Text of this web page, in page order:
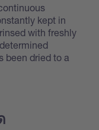
kept in
with freshly
been dried to a